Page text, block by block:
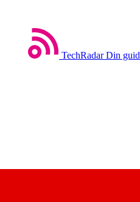
TechRadar Din